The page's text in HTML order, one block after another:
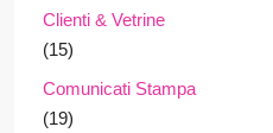
Clienti & Vetrine
(15)
Comunicati Stampa
(19)